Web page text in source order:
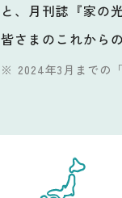
と、月刊誌『家の
皆さまのこれから
2024年3月までの